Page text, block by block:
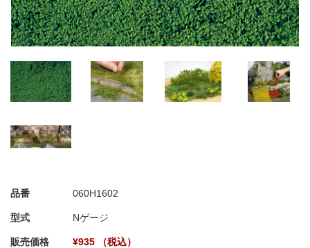
品番 060H1602
型式 Nゲージ
販売価格 ¥935 （税込）